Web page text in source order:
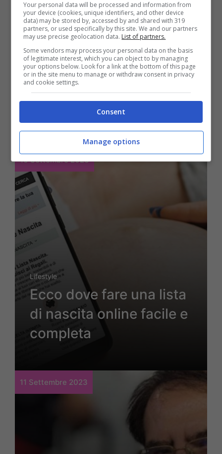
Capelli
Tinta per capelli:
analizziamo tutte le
tipologie e le loro
caratteristiche
16 Settembre 2023
Lifestyle
Ecco dove fare una lista
di nascita online facile e
completa
11 Settembre 2023
Your personal data will be processed and information from
your device (cookies, unique identifiers, and other device
data) may be stored by, accessed by and shared with 319
partners, or used specifically by this site. We and our partners
may use precise geolocation data. List of partners.
Some vendors may process your personal data on the basis
of legitimate interest, which you can object to by managing
your options below. Look for a link at the bottom of this page
or in the site menu to manage or withdraw consent in privacy
and cookie settings.
Consent
Manage options